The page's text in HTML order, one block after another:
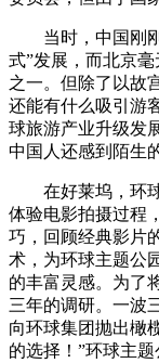
当时，中国刚刚
式”发展，而北京
之一。但除了以故
还能有什么吸引游
球旅游产业升级发
中国人还感到陌生
在好莱坞，环球
体验电影拍摄过程
巧，回顾经典影片
术，为环球主题公
的丰富灵感。为了
三年的调研。一波
向环球集团抛出橄
的选择！”环球主